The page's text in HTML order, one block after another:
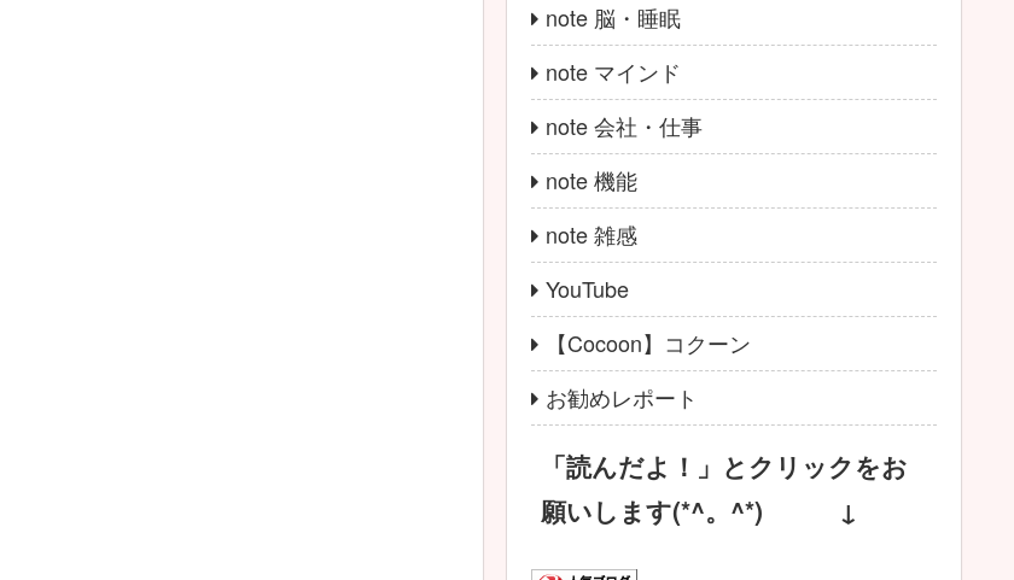
note 脳・睡眠
note マインド
note 会社・仕事
note 機能
note 雑感
YouTube
【Cocoon】コクーン
お勧めレポート
「読んだよ！」とクリックをお
願いします(*^。^*) ↓